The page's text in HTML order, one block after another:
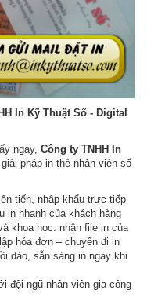
In Kỹ Thuật Số - Digital
ngay, Công ty TNHH In
pháp in thẻ nhân viên số
tiến, nhập khẩu trực tiếp
in nhanh của khách hàng
khoa học: nhận file in của
hóa đơn – chuyển đi in
dào, sẵn sàng in ngay khi
đội ngũ nhân viên gia công